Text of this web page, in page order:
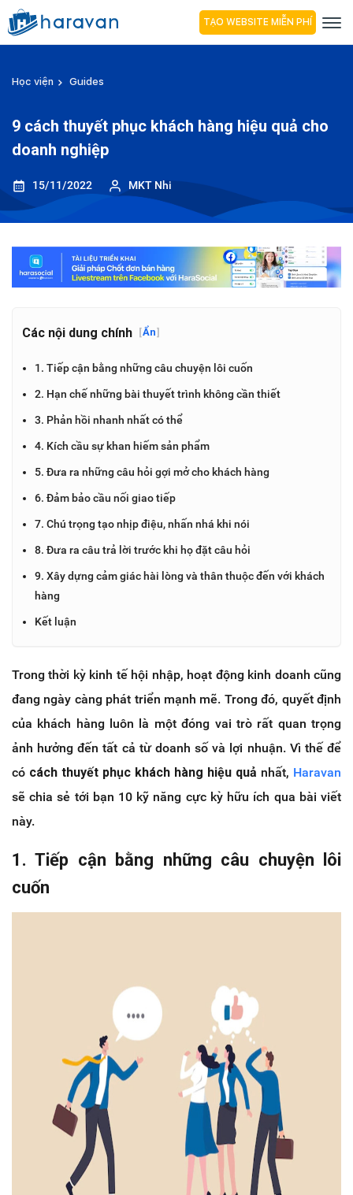
TẠO WEBSITE MIỄN PHÍ
Học viện Guides
9 cách thuyết phục khách hàng hiệu quả cho
doanh nghiệp
15/11/2022 MKT Nhi
Các nội dung chính [Ẩn]
1. Tiếp cận bằng những câu chuyện lôi cuốn
2. Hạn chế những bài thuyết trình không cần thiết
3. Phản hồi nhanh nhất có thể
4. Kích cầu sự khan hiếm sản phẩm
5. Đưa ra những câu hỏi gợi mở cho khách hàng
6. Đảm bảo cầu nối giao tiếp
7. Chú trọng tạo nhịp điệu, nhấn nhá khi nói
8. Đưa ra câu trả lời trước khi họ đặt câu hỏi
9. Xây dựng cảm giác hài lòng và thân thuộc đến với khách
hàng
Kết luận
Trong thời kỳ kinh tế hội nhập, hoạt động kinh doanh cũng
đang ngày càng phát triển mạnh mẽ. Trong đó, quyết định
của khách hàng luôn là một đóng vai trò rất quan trọng
ảnh hưởng đến tất cả từ doanh số và lợi nhuận. Vì thế để
có cách thuyết phục khách hàng hiệu quả nhất, Haravan
sẽ chia sẻ tới bạn 10 kỹ năng cực kỳ hữu ích qua bài viết
này.
1. Tiếp cận bằng những câu chuyện lôi
cuốn